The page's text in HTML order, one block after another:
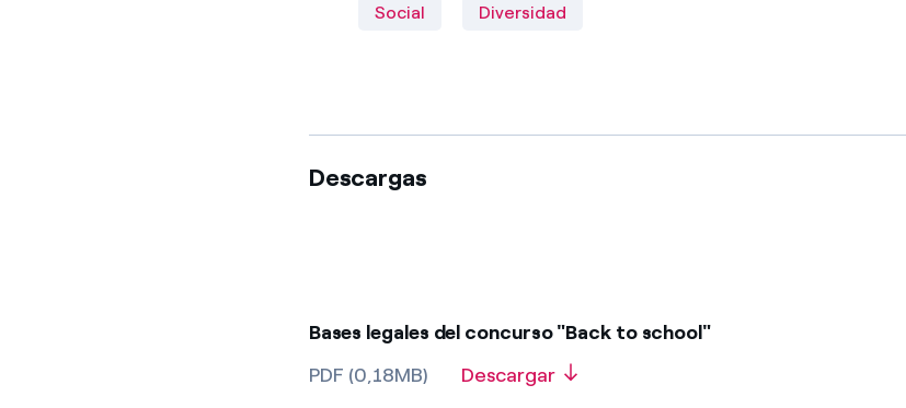
Social Diversidad
Descargas
Bases legales del concurso "Back to school"
PDF (0,18MB)
Descargar